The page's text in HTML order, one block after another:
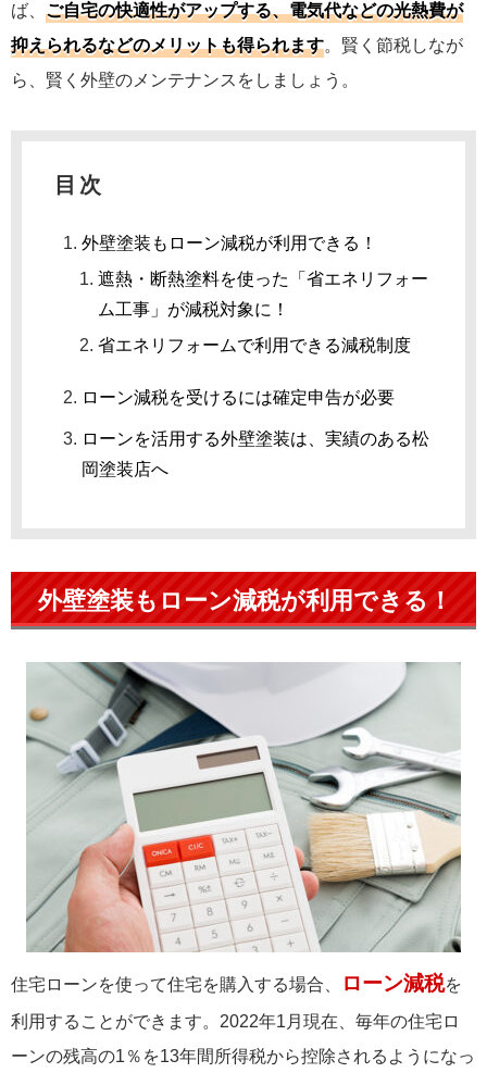
ば、 ご自宅の快適性がアップする、電気代などの光熱費が
抑えられるなどのメリットも得られます。賢く節税しなが
ら、賢く外壁のメンテナンスをしましょう。
目次
外壁塗装もローン減税が利用できる！
遮熱・断熱塗料を使った「省エネリフォー
ム工事」が減税対象に！
省エネリフォームで利用できる減税制度
ローン減税を受けるには確定申告が必要
ローンを活用する外壁塗装は、実績のある松
岡塗装店へ
外壁塗装もローン減税が利用できる！
住宅ローンを使って住宅を購入する場合、 ローン減税を
利用することができます。2022年1月現在、毎年の住宅ロ
ーンの残高の1％を13年間所得税から控除されるようになっ